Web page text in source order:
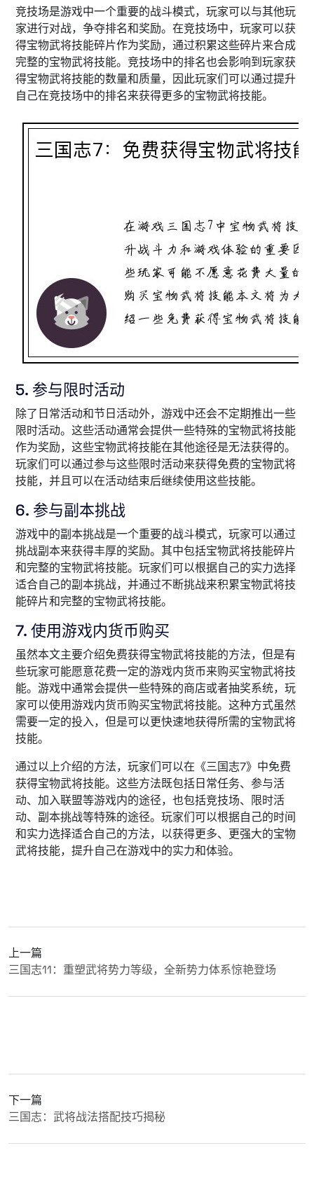
竞技场是游戏中一个重要的战斗模式，玩家可以与其他玩
家进行对战，争夺排名和奖励。在竞技场中，玩家可以获
得宝物武将技能碎片作为奖励，通过积累这些碎片来合成
完整的宝物武将技能。竞技场中的排名也会影响到玩家获
得宝物武将技能的数量和质量，因此玩家们可以通过提升
自己在竞技场中的排名来获得更多的宝物武将技能。
5. 参与限时活动
除了日常活动和节日活动外，游戏中还会不定期推出一些
限时活动。这些活动通常会提供一些特殊的宝物武将技能
作为奖励，这些宝物武将技能在其他途径是无法获得的。
玩家们可以通过参与这些限时活动来获得免费的宝物武将
技能，并且可以在活动结束后继续使用这些技能。
6. 参与副本挑战
游戏中的副本挑战是一个重要的战斗模式，玩家可以通过
挑战副本来获得丰厚的奖励。其中包括宝物武将技能碎片
和完整的宝物武将技能。玩家们可以根据自己的实力选择
适合自己的副本挑战，并通过不断挑战来积累宝物武将技
能碎片和完整的宝物武将技能。
7. 使用游戏内货币购买
虽然本文主要介绍免费获得宝物武将技能的方法，但是有
些玩家可能愿意花费一定的游戏内货币来购买宝物武将技
能。游戏中通常会提供一些特殊的商店或者抽奖系统，玩
家可以使用游戏内货币购买宝物武将技能。这种方式虽然
需要一定的投入，但是可以更快速地获得所需的宝物武将
技能。
通过以上介绍的方法，玩家们可以在《三国志7》中免费
获得宝物武将技能。这些方法既包括日常任务、参与活
动、加入联盟等游戏内的途径，也包括竞技场、限时活
动、副本挑战等特殊的途径。玩家们可以根据自己的时间
和实力选择适合自己的方法，以获得更多、更强大的宝物
武将技能，提升自己在游戏中的实力和体验。
上一篇
三国志11：重塑武将势力等级，全新势力体系惊艳登场
下一篇
三国志：武将战法搭配技巧揭秘